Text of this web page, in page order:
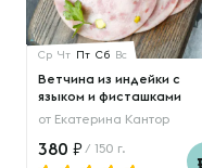
Ср Чт Пт Сб Вс
Ветчина из индейки с
языком и фисташками
от Екатерина Кантор
380 / 150 г.